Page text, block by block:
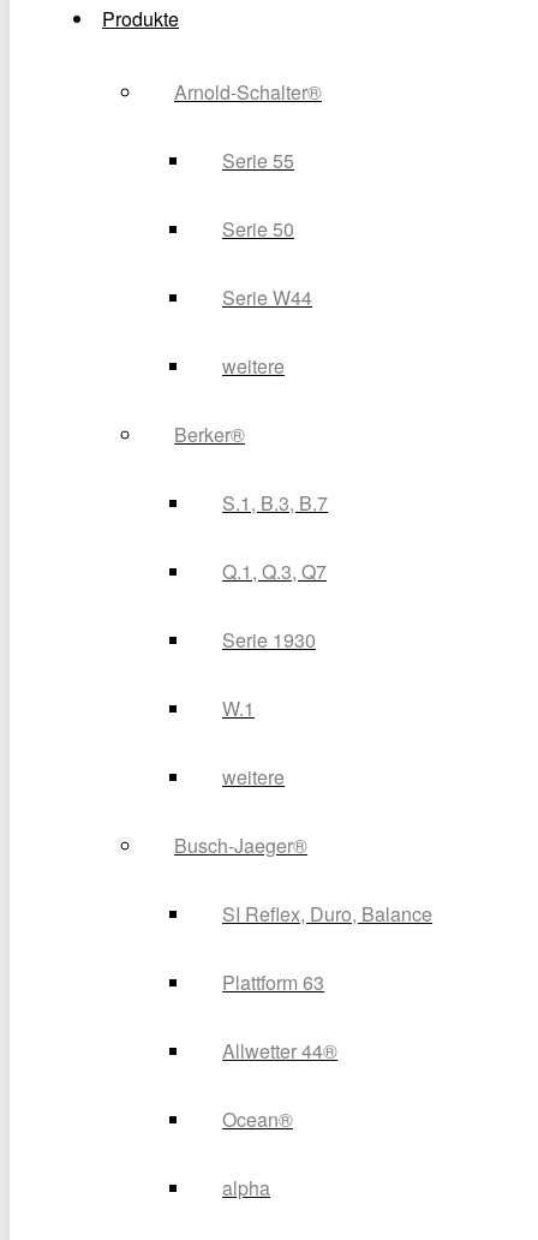
Produkte
Arnold-Schalter®
Serie 55
Serie 50
Serie W44
weitere
Berker®
S.1, B.3, B.7
Q.1, Q.3, Q7
Serie 1930
W.1
weitere
Busch-Jaeger®
SI Reflex, Duro, Balance
Plattform 63
Allwetter 44®
Ocean®
alpha